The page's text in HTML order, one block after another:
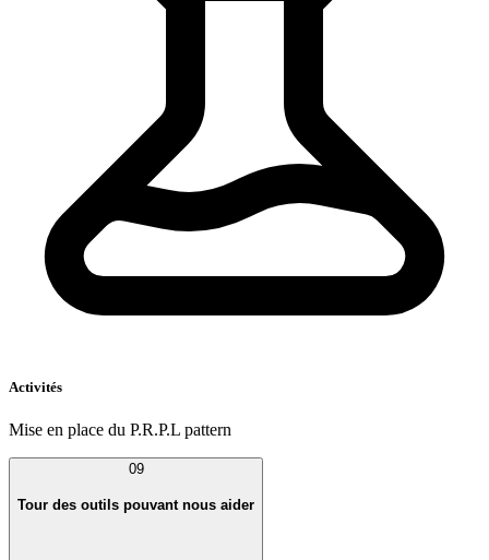
Activités
Mise en place du P.R.P.L pattern
09
Tour des outils pouvant nous aider